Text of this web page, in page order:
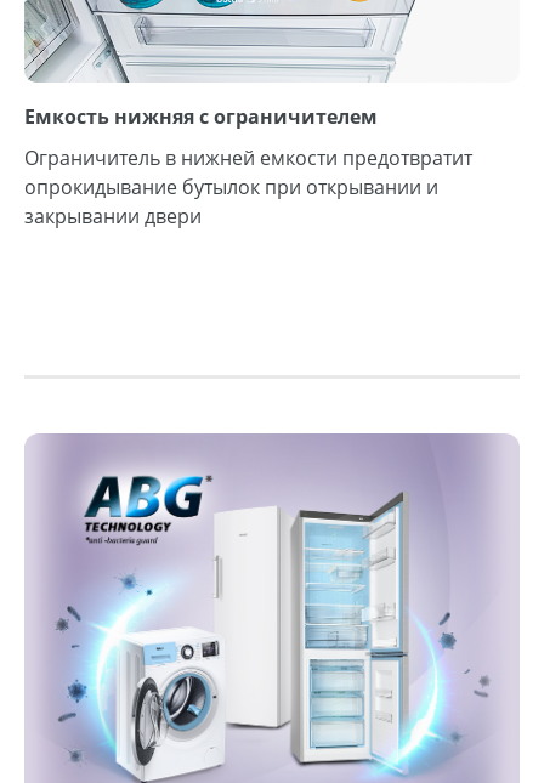
Емкость нижняя с ограничителем
Ограничитель в нижней емкости предотвратит
опрокидывание бутылок при открывании и
закрывании двери